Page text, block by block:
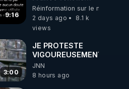
9:16
partie d' un plan
qui aurait débuté
le 11 septembre
Réinformation sur le monde
2 days ago
8.1 k
views
3:00
JE PROTESTE
VIGOUREUSEMENT
JNN
8 hours ago